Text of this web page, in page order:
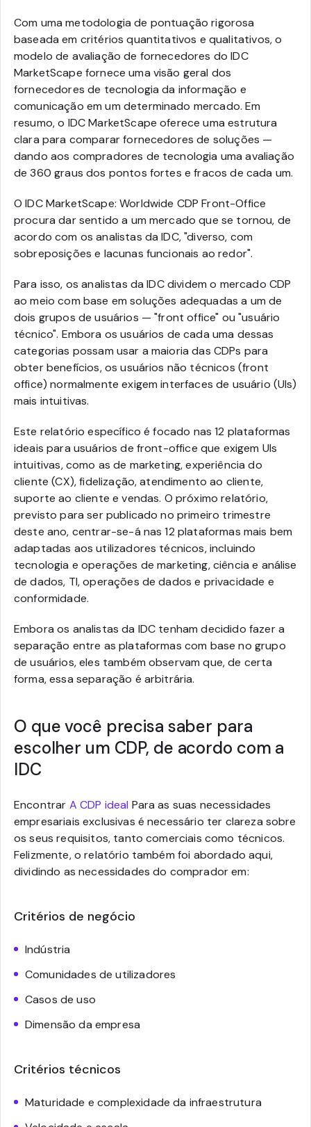
Com uma metodologia de pontuação rigorosa
baseada em critérios quantitativos e qualitativos, o
modelo de avaliação de fornecedores do IDC
MarketScape fornece uma visão geral dos
fornecedores de tecnologia da informação e
comunicação em um determinado mercado. Em
resumo, o IDC MarketScape oferece uma estrutura
clara para comparar fornecedores de soluções —
dando aos compradores de tecnologia uma avaliação
de 360 graus dos pontos fortes e fracos de cada um.
O IDC MarketScape: Worldwide CDP Front-Office
procura dar sentido a um mercado que se tornou, de
acordo com os analistas da IDC, "diverso, com
sobreposições e lacunas funcionais ao redor".
Para isso, os analistas da IDC dividem o mercado CDP
ao meio com base em soluções adequadas a um de
dois grupos de usuários — "front office" ou "usuário
técnico". Embora os usuários de cada uma dessas
categorias possam usar a maioria das CDPs para
obter benefícios, os usuários não técnicos (front
office) normalmente exigem interfaces de usuário (UIs)
mais intuitivas.
Este relatório específico é focado nas 12 plataformas
ideais para usuários de front-office que exigem UIs
intuitivas, como as de marketing, experiência do
cliente (CX), fidelização, atendimento ao cliente,
suporte ao cliente e vendas. O próximo relatório,
previsto para ser publicado no primeiro trimestre
deste ano, centrar-se-á nas 12 plataformas mais bem
adaptadas aos utilizadores técnicos, incluindo
tecnologia e operações de marketing, ciência e análise
de dados, TI, operações de dados e privacidade e
conformidade.
Embora os analistas da IDC tenham decidido fazer a
separação entre as plataformas com base no grupo
de usuários, eles também observam que, de certa
forma, essa separação é arbitrária.
O que você precisa saber para
escolher um CDP, de acordo com a
IDC
Encontrar A CDP ideal Para as suas necessidades
empresariais exclusivas é necessário ter clareza sobre
os seus requisitos, tanto comerciais como técnicos.
Felizmente, o relatório também foi abordado aqui,
dividindo as necessidades do comprador em:
Critérios de negócio
Indústria
Comunidades de utilizadores
Casos de uso
Dimensão da empresa
Critérios técnicos
Maturidade e complexidade da infraestrutura